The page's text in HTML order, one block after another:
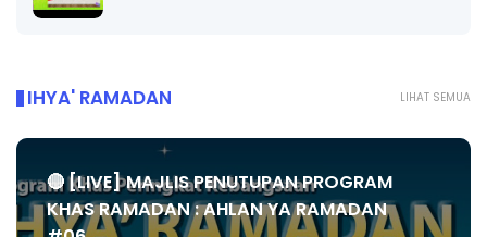
LIHAT SEMUA
IHYA' RAMADAN
🔴 [LIVE] MAJLIS PENUTUPAN PROGRAM
KHAS RAMADAN : AHLAN YA RAMADAN